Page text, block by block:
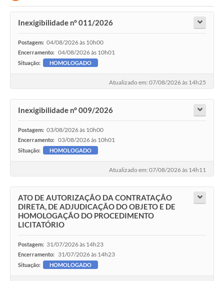
Inexigibilidade n° 011/2026
Postagem: 04/08/2026 às 10h00
Encerramento: 04/08/2026 às 10h01
Situação: HOMOLOGADO
Atualizado em: 07/08/2026 às 14h25
Inexigibilidade n° 009/2026
Postagem: 03/08/2026 às 10h00
Encerramento: 03/08/2026 às 10h01
Situação: HOMOLOGADO
Atualizado em: 07/08/2026 às 14h11
ATO DE AUTORIZAÇÃO DA CONTRATAÇÃO
DIRETA, DE ADJUDICAÇÃO DO OBJETO E DE
HOMOLOGAÇÃO DO PROCEDIMENTO
LICITATÓRIO
Postagem: 31/07/2026 às 14h23
Encerramento: 31/07/2026 às 14h23
Situação: HOMOLOGADO